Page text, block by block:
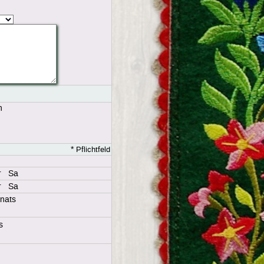
* Pflichtfeld
Sa
Sa